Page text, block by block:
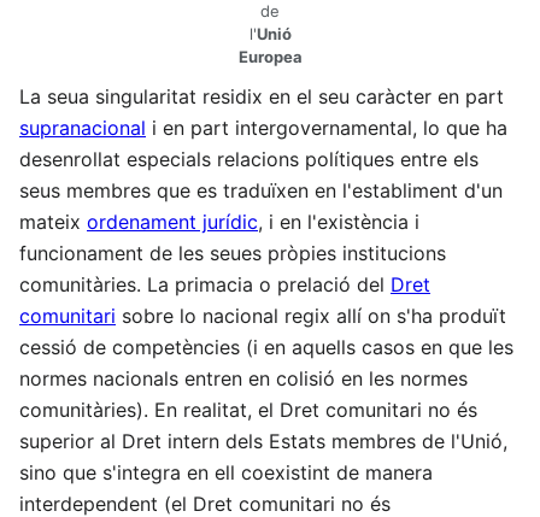
de
l'Unió
Europea
La seua singularitat residix en el seu caràcter en part
supranacional i en part intergovernamental, lo que ha
desenrollat especials relacions polítiques entre els
seus membres que es traduïxen en l'establiment d'un
mateix ordenament jurídic, i en l'existència i
funcionament de les seues pròpies institucions
comunitàries. La primacia o prelació del Dret
comunitari sobre lo nacional regix allí on s'ha produït
cessió de competències (i en aquells casos en que les
normes nacionals entren en colisió en les normes
comunitàries). En realitat, el Dret comunitari no és
superior al Dret intern dels Estats membres de l'Unió,
sino que s'integra en ell coexistint de manera
interdependent (el Dret comunitari no és